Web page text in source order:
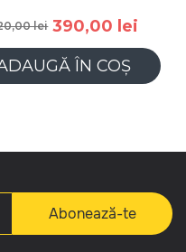
lei 390,00 lei
ÎN COȘ
Abonează-te